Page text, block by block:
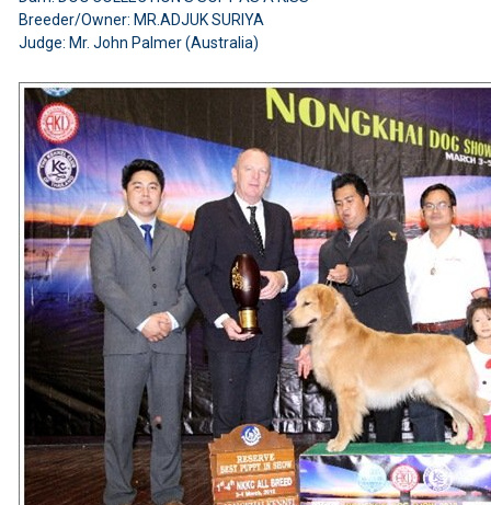
Breeder/Owner: MR.ADJUK SURIYA
Judge: Mr. John Palmer (Australia)